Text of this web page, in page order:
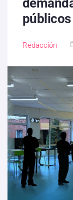
públicos
Redacción